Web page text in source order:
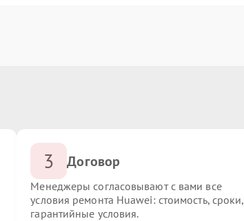
3 Договор
Менеджеры согласовывают с вами все
условия ремонта Huawei: стоимость, сроки,
гарантийные условия.